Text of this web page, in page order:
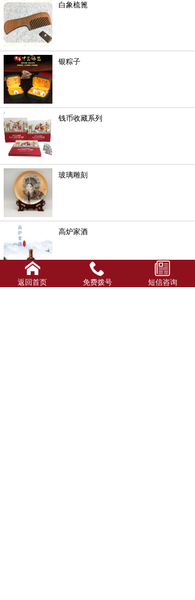
白象梳篦
银粽子
钱币收藏系列
玻璃雕刻
高炉家酒
酒箱酒盒系列
返回首页 免费拨号 短信咨询